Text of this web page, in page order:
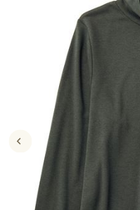
ジュニア・ティーンズ下着
メンズファッション
メンズ下着
家電・雑貨すべて
キッチン・雑貨・日用品
寝具・インテリア・家
寝具・インテリア・家具通
家具・収納
寝具・ベッド
カーテン・ラグ・ファブリ
美容・健康
美容・健康通販すべて
美容・健康・サプリメント
制服・スクール
制服・スクールすべて
制服・学生服
ジュニア・ティーンズ下着
大きいサイズ
大きいサイズ通販すべて
大きいサイズ レディース服
バーゲン
バーゲンセール
詳細検索
キッチン・雑貨・日用品
寝具・ベッド
カーテン・ラグ・ファブリ
美容・健康通販すべて
美容・健康・サプリメント
制服・スクール
制服・スクールすべて
制服・学生服
ジュニア・ティーンズ下着
大きいサイズ
大きいサイズ通販すべて
大きいサイズ レディース服
大きいサイズ レディース下
バーゲン
バーゲンセール
シークレットセール
詳細検索
商品カテゴリ一覧